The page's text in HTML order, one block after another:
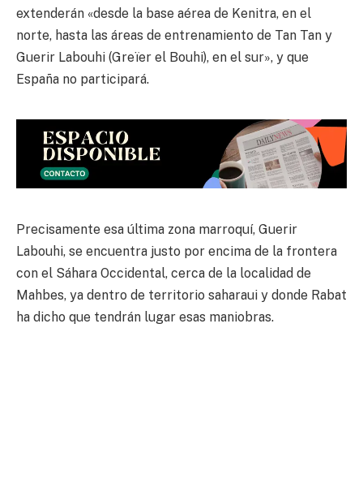
extenderán «desde la base aérea de Kenitra, en el
norte, hasta las áreas de entrenamiento de Tan Tan y
Guerir Labouhi (Greïer el Bouhi), en el sur», y que
España no participará.
Precisamente esa última zona marroquí, Guerir
Labouhi, se encuentra justo por encima de la frontera
con el Sáhara Occidental, cerca de la localidad de
Mahbes, ya dentro de territorio saharaui y donde Rabat
ha dicho que tendrán lugar esas maniobras.